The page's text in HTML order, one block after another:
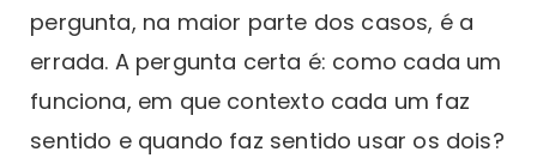
pergunta, na maior parte dos casos, é a
errada. A pergunta certa é: como cada um
funciona, em que contexto cada um faz
sentido e quando faz sentido usar os dois?